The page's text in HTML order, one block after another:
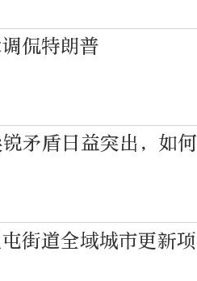
侃特朗普
矛盾日益突出，如何
街道全域城市更新项